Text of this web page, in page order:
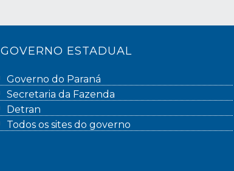
GOVERNO ESTADUAL
Governo do Paraná
Secretaria da Fazenda
Detran
Todos os sites do governo